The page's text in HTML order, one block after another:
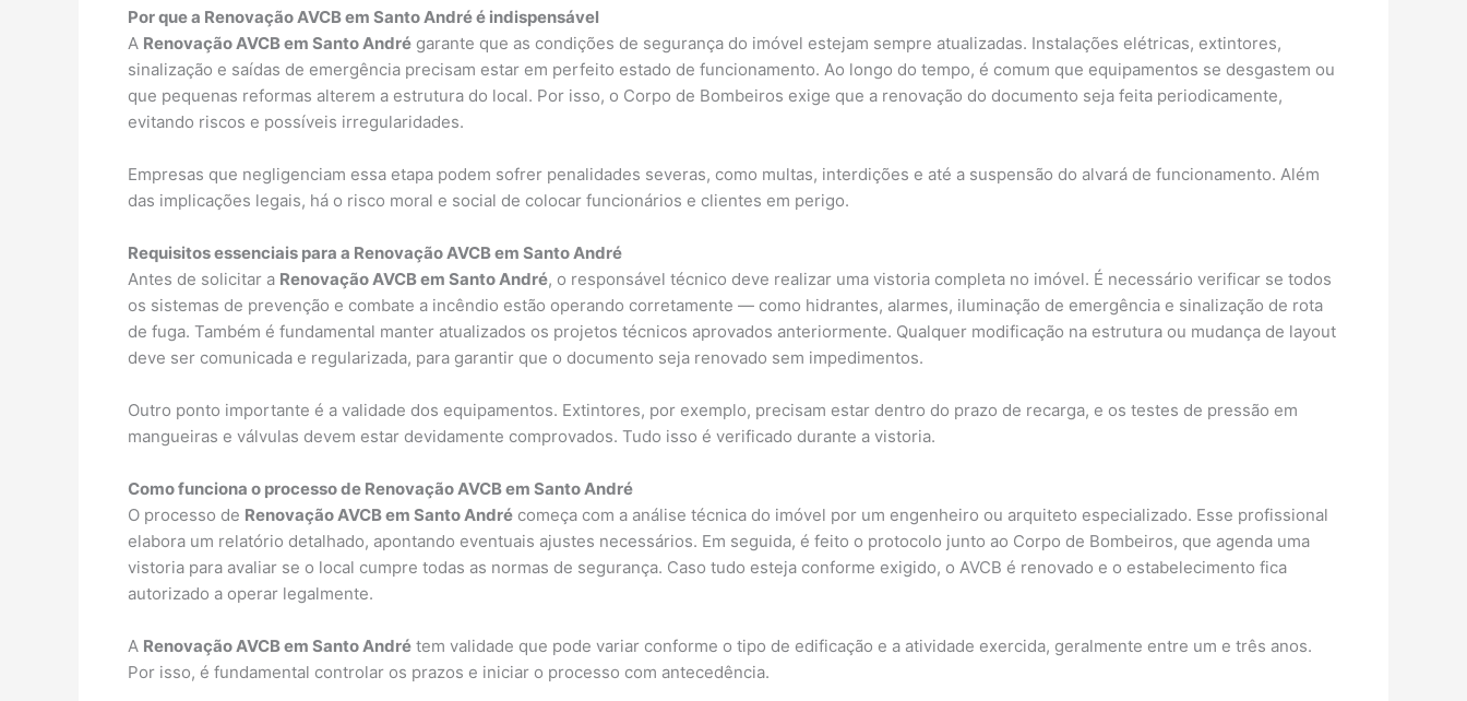
Por que a Renovação AVCB em Santo André é indispensável
A Renovação AVCB em Santo André garante que as condições de segurança do imóvel estejam sempre atualizadas. Instalações elétricas, extintores,
sinalização e saídas de emergência precisam estar em perfeito estado de funcionamento. Ao longo do tempo, é comum que equipamentos se desgastem ou
que pequenas reformas alterem a estrutura do local. Por isso, o Corpo de Bombeiros exige que a renovação do documento seja feita periodicamente,
evitando riscos e possíveis irregularidades.
Empresas que negligenciam essa etapa podem sofrer penalidades severas, como multas, interdições e até a suspensão do alvará de funcionamento. Além
das implicações legais, há o risco moral e social de colocar funcionários e clientes em perigo.
Requisitos essenciais para a Renovação AVCB em Santo André
Antes de solicitar a Renovação AVCB em Santo André, o responsável técnico deve realizar uma vistoria completa no imóvel. É necessário verificar se todos
os sistemas de prevenção e combate a incêndio estão operando corretamente — como hidrantes, alarmes, iluminação de emergência e sinalização de rota
de fuga. Também é fundamental manter atualizados os projetos técnicos aprovados anteriormente. Qualquer modificação na estrutura ou mudança de layout
deve ser comunicada e regularizada, para garantir que o documento seja renovado sem impedimentos.
Outro ponto importante é a validade dos equipamentos. Extintores, por exemplo, precisam estar dentro do prazo de recarga, e os testes de pressão em
mangueiras e válvulas devem estar devidamente comprovados. Tudo isso é verificado durante a vistoria.
Como funciona o processo de Renovação AVCB em Santo André
O processo de Renovação AVCB em Santo André começa com a análise técnica do imóvel por um engenheiro ou arquiteto especializado. Esse profissional
elabora um relatório detalhado, apontando eventuais ajustes necessários. Em seguida, é feito o protocolo junto ao Corpo de Bombeiros, que agenda uma
vistoria para avaliar se o local cumpre todas as normas de segurança. Caso tudo esteja conforme exigido, o AVCB é renovado e o estabelecimento fica
autorizado a operar legalmente.
A Renovação AVCB em Santo André tem validade que pode variar conforme o tipo de edificação e a atividade exercida, geralmente entre um e três anos.
Por isso, é fundamental controlar os prazos e iniciar o processo com antecedência.